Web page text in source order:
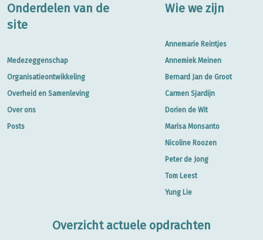
Onderdelen van de
site
Medezeggenschap
Organisatieontwikkeling
Overheid en Samenleving
Over ons
Posts
Wie we zijn
Annemarie Reintjes
Annemiek Meinen
Bernard Jan de Groot
Carmen Sjardijn
Dorien de Wit
Marisa Monsanto
Nicoline Roozen
Peter de Jong
Tom Leest
Yung Lie
Overzicht actuele opdrachten